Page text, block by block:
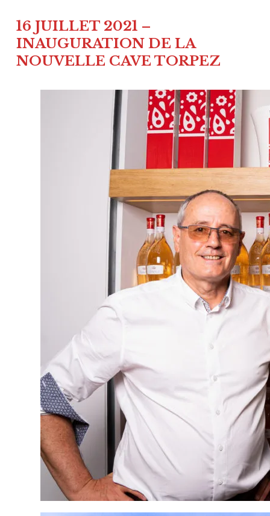
16 JUILLET 2021 –
INAUGURATION DE LA
NOUVELLE CAVE TORPEZ